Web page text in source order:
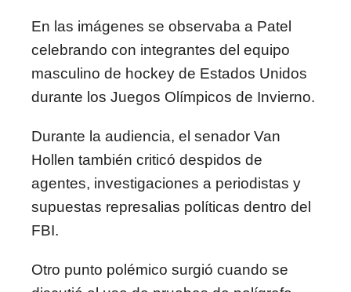
En las imágenes se observaba a Patel
celebrando con integrantes del equipo
masculino de hockey de Estados Unidos
durante los Juegos Olímpicos de Invierno.
Durante la audiencia, el senador Van
Hollen también criticó despidos de
agentes, investigaciones a periodistas y
supuestas represalias políticas dentro del
FBI.
Otro punto polémico surgió cuando se